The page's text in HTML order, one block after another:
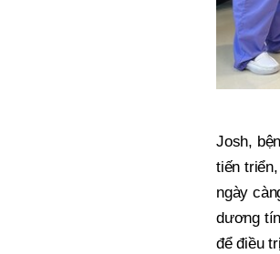
Josh,
tiến
ngày
dương
để điều